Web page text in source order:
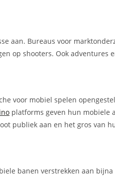
aan. Bureaus voor
op shooters. Ook adventures
voor mobiel spelen
platforms geven hun mobiele
publiek aan en het gros van
banen verstrekken aan